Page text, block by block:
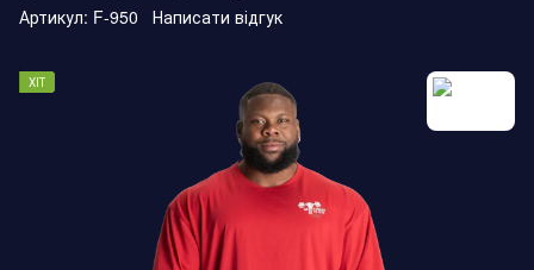
Артикул: F-950 Написати відгук
ХІТ